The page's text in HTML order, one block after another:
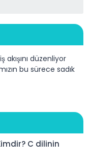
akışını düzenliyor
bu sürece sadık
C dilinin